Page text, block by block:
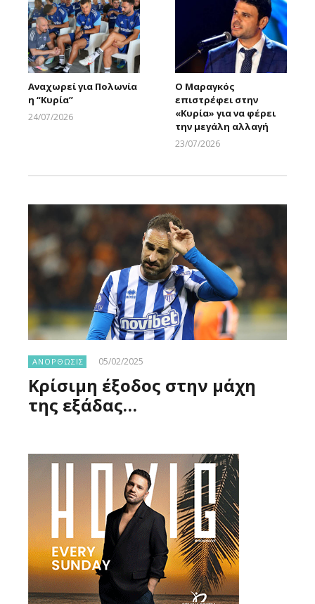
Αναχωρεί για Πολωνία
η “Κυρία”
24/07/2026
Ο Μαραγκός
επιστρέφει στην
«Κυρία» για να φέρει
την μεγάλη αλλαγή
23/07/2026
ΑΝΟΡΘΩΣΙΣ 05/02/2025
Κρίσιμη έξοδος στην μάχη
της εξάδας…